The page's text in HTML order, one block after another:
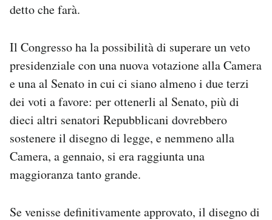
detto che farà.
Il Congresso ha la possibilità di superare un veto
presidenziale con una nuova votazione alla Camera
e una al Senato in cui ci siano almeno i due terzi
dei voti a favore: per ottenerli al Senato, più di
dieci altri senatori Repubblicani dovrebbero
sostenere il disegno di legge, e nemmeno alla
Camera, a gennaio, si era raggiunta una
maggioranza tanto grande.
Se venisse definitivamente approvato, il disegno di